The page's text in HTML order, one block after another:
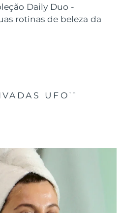
Daily Duo -
rotinas de beleza da
UFOTM